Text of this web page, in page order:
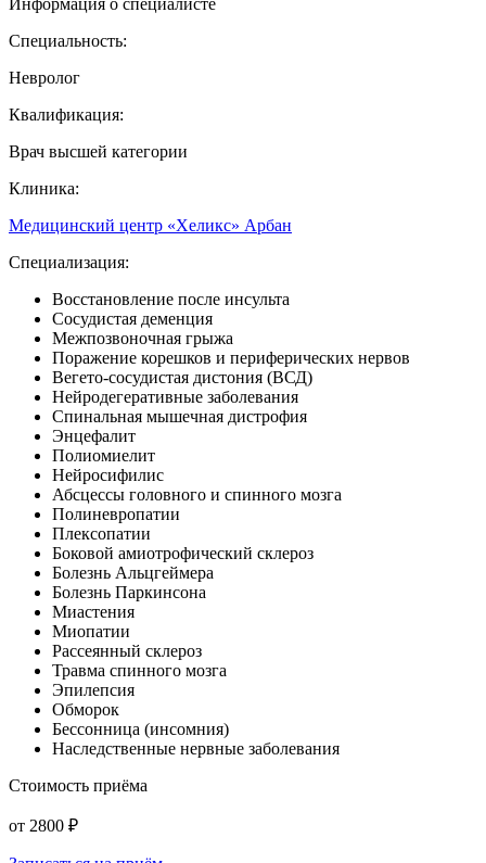
Специальность:
Невролог
Квалификация:
Врач высшей категории
Клиника:
Медицинский центр «Хеликс» Арбан
Специализация:
Восстановление после инсульта
Сосудистая деменция
Межпозвоночная грыжа
Поражение корешков и периферических нервов
Вегето-сосудистая дистония (ВСД)
Нейродегеративные заболевания
Спинальная мышечная дистрофия
Энцефалит
Полиомиелит
Нейросифилис
Абсцессы головного и спинного мозга
Полиневропатии
Плексопатии
Боковой амиотрофический склероз
Болезнь Альцгеймера
Болезнь Паркинсона
Миастения
Миопатии
Рассеянный склероз
Травма спинного мозга
Эпилепсия
Обморок
Бессонница (инсомния)
Наследственные нервные заболевания
Стоимость приёма
от 2800 ₽